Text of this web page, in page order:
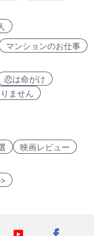
マンションのお仕事
恋は命がけ
ません
映画レビュー